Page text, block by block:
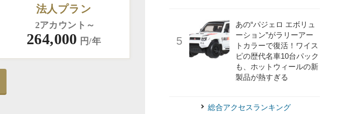
法人プラン
2アカウント～
264,000 円/年
あの“パジェロ エボリュ
ーション”がラリーアー
トカラーで復活！ワイス
ピの歴代名車10台パック
も、ホットウィールの新
製品が熱すぎる
総合アクセスランキング